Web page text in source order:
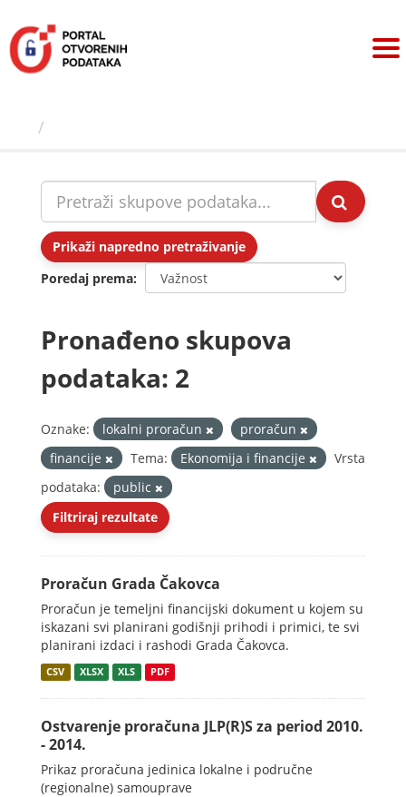
sadržaj
Prikaži napredno pretraživanje
Poredaj prema
Pronađeno skupova
podataka: 2
Oznake: lokalni proračun
proračun
financije
Tema: Ekonomija i financije
Vrsta
podataka:
public
Filtriraj rezultate
Proračun Grada Čakovca
Proračun je temeljni financijski dokument u kojem su
iskazani svi planirani godišnji prihodi i primici, te svi
planirani izdaci i rashodi Grada Čakovca.
CSV XLSX XLS PDF
Ostvarenje proračuna JLP(R)S za period 2010.
- 2014.
Prikaz proračuna jedinica lokalne i područne
(regionalne) samouprave